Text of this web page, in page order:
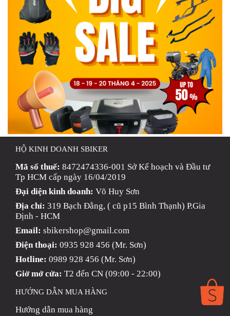
HỘ KINH DOANH SBIKER
Mã số thuế: 8472474336-001 Sở Kế hoạch và Đầu tư
Tp HCM cấp ngày 16/04/2019
Đại diện kinh doanh: Võ Huy Sơn
Địa chỉ: 319 Bạch Đằng, ( cũ p15 Bình Thạnh) P.Gia
Định - HCM
Email: sbikershop@gmail.com
Điện thoại: 0935 928 456 (Mr. Sơn)
Hotline: 0989 928 456 (Mr. Sơn)
Giờ mở cửa: T2 đến CN (09:00 - 22:00)
HƯỚNG DẪN MUA HÀNG
Hướng dẫn mua hàng